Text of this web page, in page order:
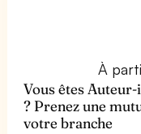
À
Vous êtes
? Prenez une
votre branche